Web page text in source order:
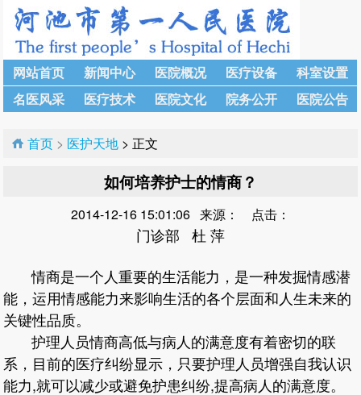
网站首页 新闻中心 医院概况 医疗设备
科室设置
名医风采
医疗技术 医院文化 院务公开 医院公告
首页 > 医护天地 > 正文
如何培养护士的情商？
2014-12-16 15:01:06 来源： 点击：
门诊部 杜 萍
情商是一个人重要的生活能力，是一种发掘情感潜
能，运用情感能力来影响生活的各个层面和人生未来的
关键性品质。
护理人员情商高低与病人的满意度有着密切的联
系，目前的医疗纠纷显示，只要护理人员增强自我认识
能力,就可以减少或避免护患纠纷,提高病人的满意度。